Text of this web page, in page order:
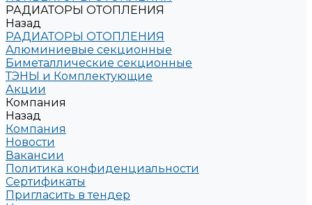
РАДИАТОРЫ ОТОПЛЕНИЯ
Назад
РАДИАТОРЫ ОТОПЛЕНИЯ
Алюминиевые секционные
Биметаллические секционные
ТЭНЫ и Комплектующие
Акции
Компания
Назад
Компания
Новости
Вакансии
Политика конфиденциальности
Сертификаты
Пригласить в тендер